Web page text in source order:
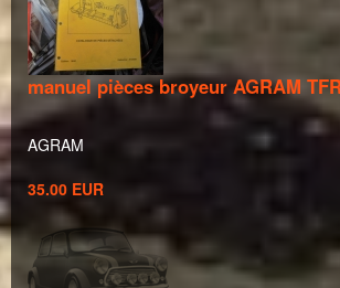
manuel pièces broyeur AGRAM
AGRAM
35.00 EUR